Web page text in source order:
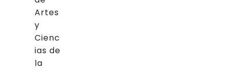
Artes
y
Cienc
ias de
la